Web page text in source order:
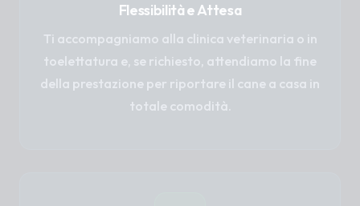
Flessibilità e Attesa
Ti accompagniamo alla clinica veterinaria o in
toelettatura e, se richiesto, attendiamo la fine
della prestazione per riportare il cane a casa in
totale comodità.